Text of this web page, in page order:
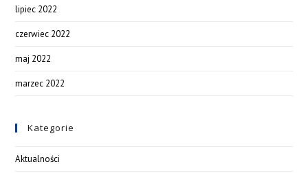
lipiec 2022
czerwiec 2022
maj 2022
marzec 2022
Kategorie
Aktualności